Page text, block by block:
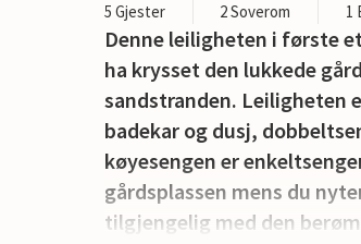
5 Gjester 2 Soverom 1
Denne leiligheten i første
ha krysset den lukkede
sandstranden. Leiligheten
badekar og dusj,
køyesengen er
gårdsplassen mens du
tilgjengelig med den